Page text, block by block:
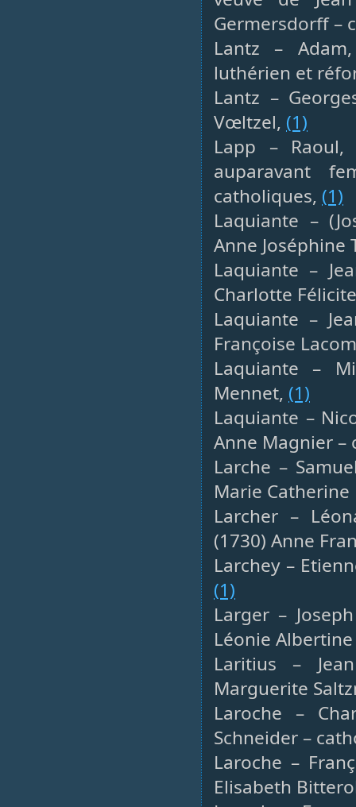
Germersdorff –
Lantz –
luthérien et
Lantz –
Vœltzel, (1)
Lapp – Raoul,
auparavant
catholiques, (1)
Laquiante –
Anne
Laquiante –
Charlotte
Laquiante –
Françoise
Laquiante –
Mennet, (1)
Laquiante –
Anne Magnier
Larche –
Marie
Larcher –
(1730) Anne
Larchey –
(1)
Larger –
Léonie
Laritius –
Marguerite
Laroche –
Schneider –
Laroche –
Elisabeth